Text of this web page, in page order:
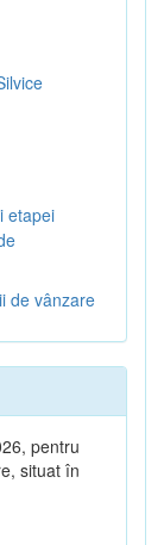
etapei
de vânzare
pentru
situat în